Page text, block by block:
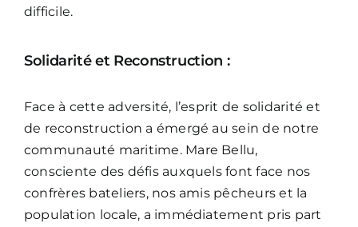
difficile.
Solidarité et Reconstruction :
Face à cette adversité, l’esprit de solidarité et
de reconstruction a émergé au sein de notre
communauté maritime. Mare Bellu,
consciente des défis auxquels font face nos
confrères bateliers, nos amis pêcheurs et la
population locale, a immédiatement pris part